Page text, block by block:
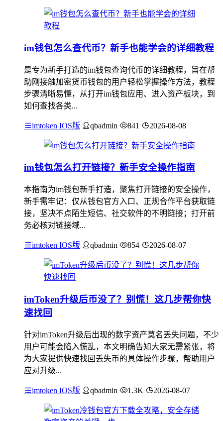
im钱包怎么查代币？新手也能学会的详细教程
是专为新手打造的im钱包查询代币的详细教程，旨在帮
助刚接触加密货币钱包的用户轻松掌握操作方法，教程
步骤清晰易懂，从打开im钱包应用、进入资产板块，到
如何查找各类...
imtoken IOS版 qbadmin 841 2026-08-08
im钱包怎么打开链接？新手安全操作指南
本指南为im钱包新手打造，聚焦打开链接的安全操作，
新手需牢记：仅从钱包官方入口、正规合作平台获取链
接，坚决不点陌生短信、社交软件的不明链接；打开前
务必核对链接域...
imtoken IOS版 qbadmin 854 2026-08-07
imToken升级后币没了？别慌！这几步帮你快
速找回
针对imToken升级后出现的数字资产莫名丢失问题，不少
用户可能会陷入慌乱，本文明确告知大家无需紧张，将
为大家提供快速找回丢失币的具体操作步骤，帮助用户
应对升级...
imtoken IOS版 qbadmin 1.3K 2026-08-07